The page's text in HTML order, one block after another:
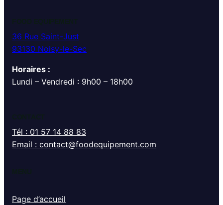
36 Rue Saint-Just
93130 Noisy-le-Sec
Horaires :
Lundi – Vendredi : 9h00 – 18h00
Tél : 01 57 14 88 83
Email : contact@foodequipement.com
Page d’accueil